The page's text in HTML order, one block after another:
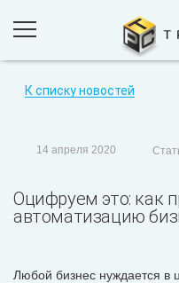
ПРОЕКТЫ
НОВОСТИ
К списку новостей
14 апреля 2020
Оцифруем это: как
автоматизацию
Любой бизнес нуждается